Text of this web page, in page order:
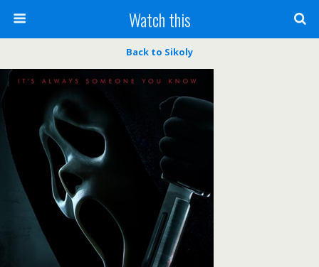
Watch this
Back to Sikoly